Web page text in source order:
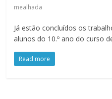
mealhada
Já estão concluídos os
alunos do 10.º ano do curso
Read more